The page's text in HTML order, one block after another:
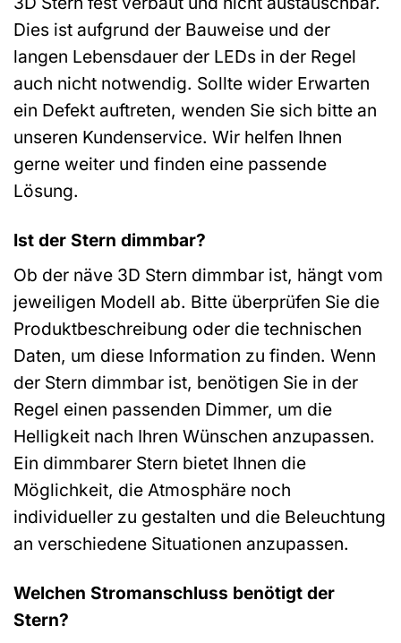
Dies ist aufgrund der Bauweise und der
langen Lebensdauer der LEDs in der Regel
auch nicht notwendig. Sollte wider Erwarten
ein Defekt auftreten, wenden Sie sich bitte an
unseren Kundenservice. Wir helfen Ihnen
gerne weiter und finden eine passende
Lösung.
Ist der Stern dimmbar?
Ob der näve 3D Stern dimmbar ist, hängt vom
jeweiligen Modell ab. Bitte überprüfen Sie die
Produktbeschreibung oder die technischen
Daten, um diese Information zu finden. Wenn
der Stern dimmbar ist, benötigen Sie in der
Regel einen passenden Dimmer, um die
Helligkeit nach Ihren Wünschen anzupassen.
Ein dimmbarer Stern bietet Ihnen die
Möglichkeit, die Atmosphäre noch
individueller zu gestalten und die Beleuchtung
an verschiedene Situationen anzupassen.
Welchen Stromanschluss benötigt der
Stern?